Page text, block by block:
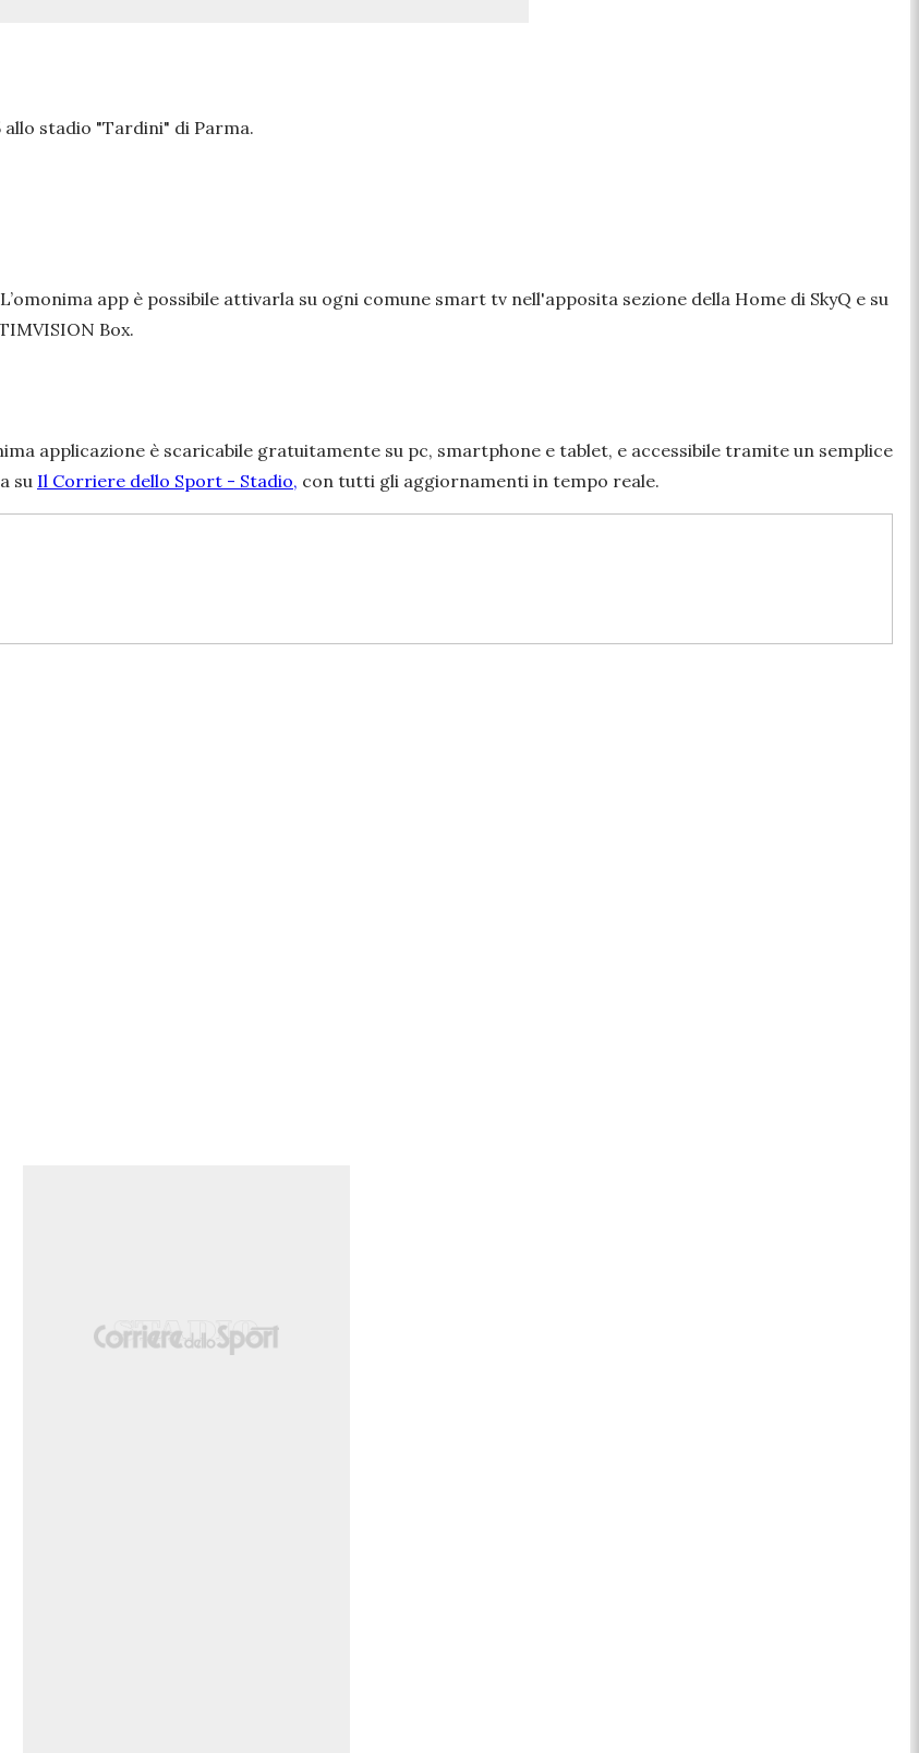
stadio "Tardini" di Parma.
app è possibile attivarla su ogni comune smart tv nell'apposita sezione della Home di SkyQ e su
Box.
applicazione è scaricabile gratuitamente su pc, smartphone e tablet, e accessibile tramite un semplice
su Il Corriere dello Sport - Stadio, con tutti gli aggiornamenti in tempo reale.